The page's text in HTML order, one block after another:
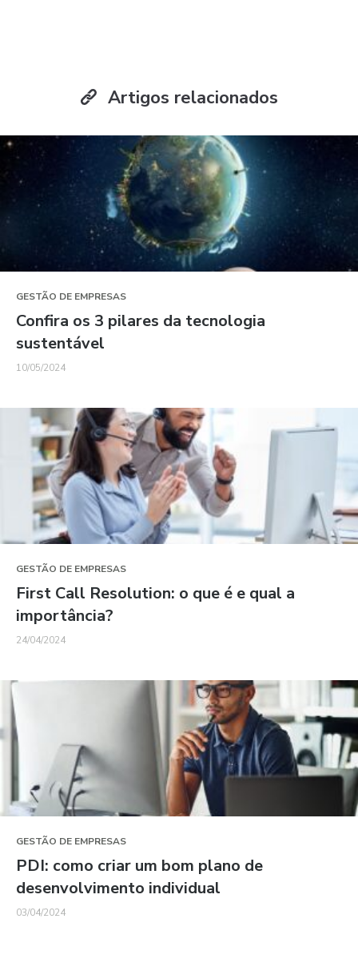
Artigos relacionados
GESTÃO DE EMPRESAS
Confira os 3 pilares da tecnologia
sustentável
10/05/2024
GESTÃO DE EMPRESAS
First Call Resolution: o que é e qual a
importância?
24/04/2024
GESTÃO DE EMPRESAS
PDI: como criar um bom plano de
desenvolvimento individual
03/04/2024